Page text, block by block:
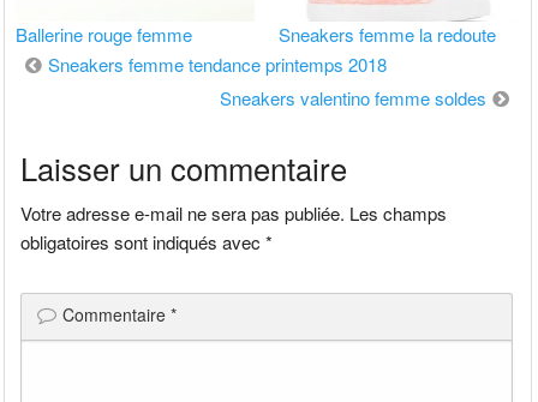
Ballerine rouge femme Sneakers femme la redoute
Navigation
l’article
Sneakers femme tendance printemps 2018
Sneakers valentino femme soldes
Laisser un commentaire
Votre adresse e-mail ne sera pas publiée. Les champs
obligatoires sont indiqués avec*
Commentaire*